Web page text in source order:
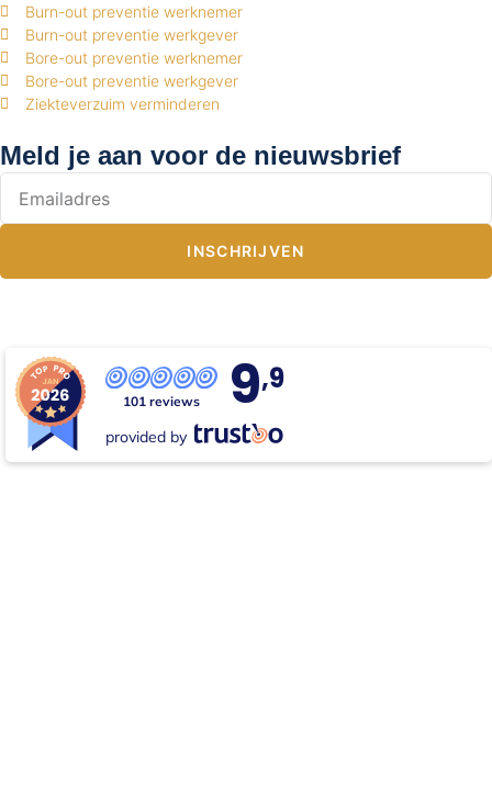
Burn-out preventie werknemer
Burn-out preventie werkgever
Bore-out preventie werknemer
Bore-out preventie werkgever
Ziekteverzuim verminderen
Meld je aan voor de nieuwsbrief
INSCHRIJVEN
101 reviews 9,9
provided by